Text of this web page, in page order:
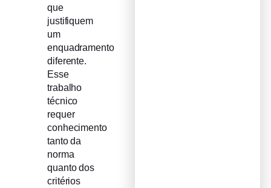
que
justifiquem
um
enquadramento
diferente.
Esse
trabalho
técnico
requer
conhecimento
tanto da
norma
quanto dos
critérios